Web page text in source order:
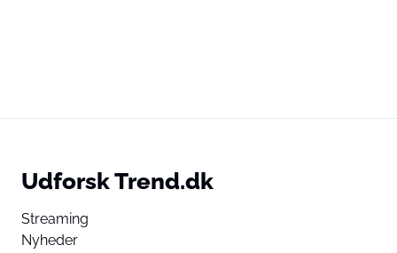
Udforsk Trend.dk
Streaming
Nyheder